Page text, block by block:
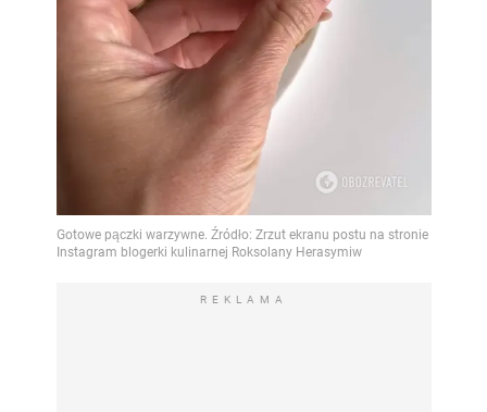
REKLAMA